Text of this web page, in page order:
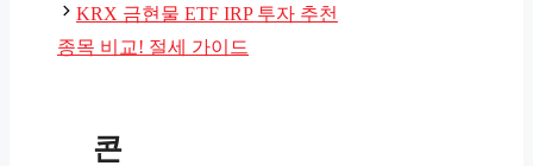
리
KRX 금현물 ETF IRP 투자 추천
종목 비교! 절세 가이드
콘